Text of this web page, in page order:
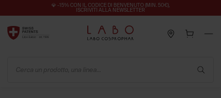
💎 -15% CON IL CODICE DI BENVENUTO (MIN. 50€),
ISCRIVITI ALLA NEWSLETTER
Cerca un prodotto, una linea...